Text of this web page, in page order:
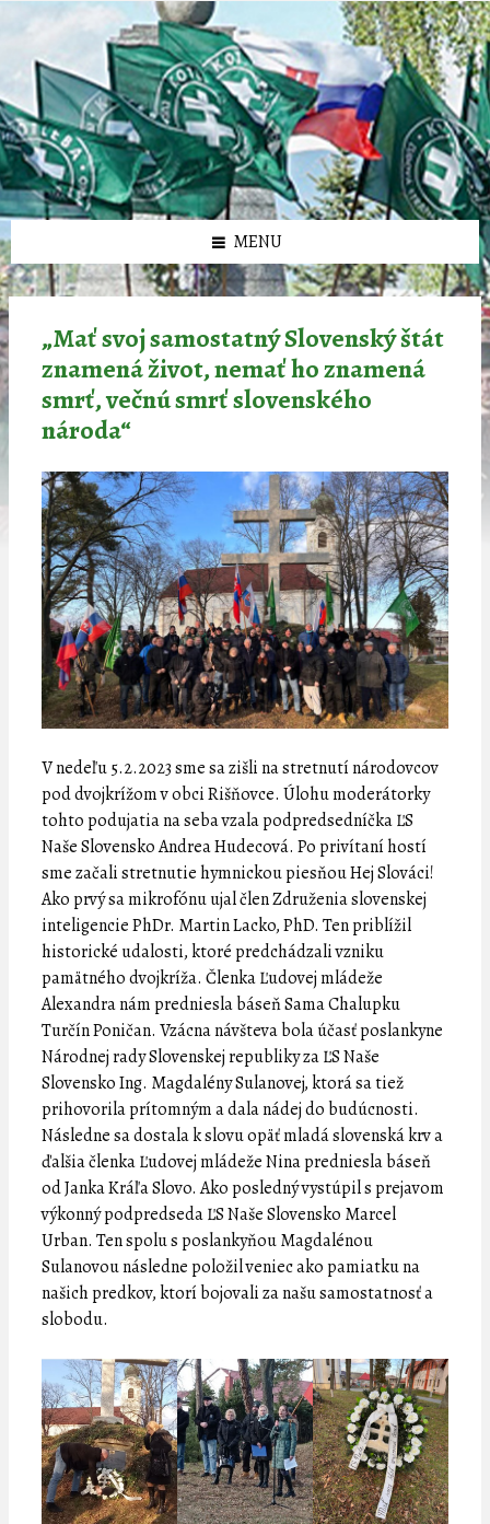
олимп казино
Preskočiť
Preskočiť
panel
Preskočiť
panel
Preskočiť
MENU
„Mať svoj samostatný Slovenský štát
znamená život, nemať ho znamená
smrť, večnú smrť slovenského
národa“
V nedeľu 5.2.2023 sme sa zišli na stretnutí národovcov
pod dvojkrížom v obci Rišňovce. Úlohu moderátorky
tohto podujatia na seba vzala podpredsedníčka ĽS
Naše Slovensko Andrea Hudecová. Po privítaní hostí
sme začali stretnutie hymnickou piesňou Hej Slováci!
Ako prvý sa mikrofónu ujal člen Združenia slovenskej
inteligencie PhDr. Martin Lacko, PhD. Ten priblížil
historické udalosti, ktoré predchádzali vzniku
pamätného dvojkríža. Členka Ľudovej mládeže
Alexandra nám predniesla báseň Sama Chalupku
Turčín Poničan. Vzácna návšteva bola účasť poslankyne
Národnej rady Slovenskej republiky za ĽS Naše
Slovensko Ing. Magdalény Sulanovej, ktorá sa tiež
prihovorila prítomným a dala nádej do budúcnosti.
Následne sa dostala k slovu opäť mladá slovenská krv a
ďalšia členka Ľudovej mládeže Nina predniesla báseň
od Janka Kráľa Slovo. Ako posledný vystúpil s prejavom
výkonný podpredseda ĽS Naše Slovensko Marcel
Urban. Ten spolu s poslankyňou Magdalénou
Sulanovou následne položil veniec ako pamiatku na
našich predkov, ktorí bojovali za našu samostatnosť a
slobodu.